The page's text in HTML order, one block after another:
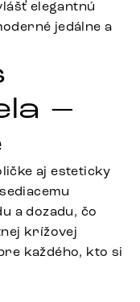
elegantnú
jedálne a
–
aj esteticky
a dozadu, čo
krížovej
každého, kto si